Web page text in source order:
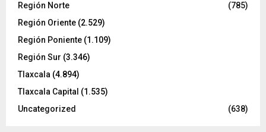
Región Norte
(785)
Región Oriente (2.529)
Región Poniente (1.109)
Región Sur (3.346)
Tlaxcala (4.894)
Tlaxcala Capital (1.535)
Uncategorized
(638)